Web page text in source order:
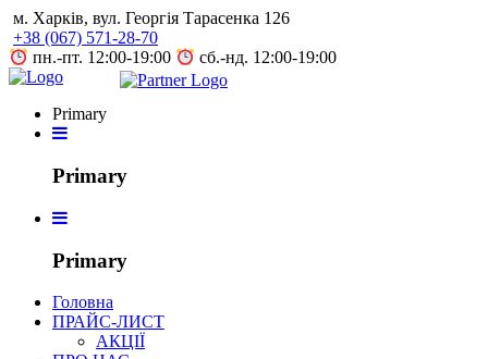
Skip
to
content
м. Харків, вул. Георгія Тарасенка 126
+38 (067) 571-28-70
пн.-пт. 12:00-19:00
сб.-нд. 12:00-19:00
Primary
Primary
Primary
Головна
ПРАЙС-ЛИСТ
АКЦІЇ